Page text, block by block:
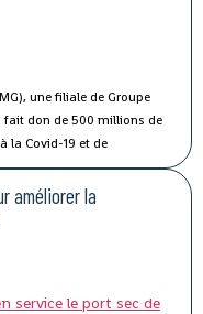
une filiale de Groupe
fait don de 500 millions de
la Covid-19 et de
améliorer la